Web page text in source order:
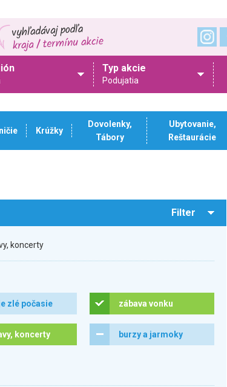
Typ akcie
Podujatia
Krúžky
Dovolenky,
Tábory
Ubytovanie,
Reštaurácie
Filter
koncerty
zlé počasie zábava vonku
koncerty burzy a jarmoky